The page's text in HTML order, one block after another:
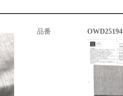
品番 OWD25194